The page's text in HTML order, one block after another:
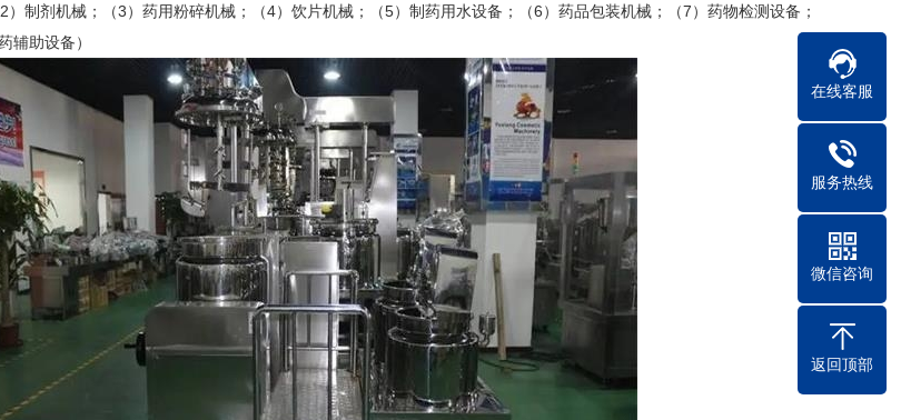
制剂机械；（3）药用粉碎机械；（4）饮片机械；（5）制药用水设备；（6）药品包装机械；（7）药物检测设备；
辅助设备）
在线客服
服务热线
微信咨询
返回顶部